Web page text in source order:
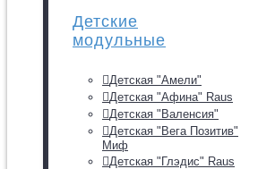
Детские
модульные
Детская "Амели"
Детская "Афина" Raus
Детская "Валенсия"
Детская "Вега Позитив"
Миф
Детская "Глэдис" Raus